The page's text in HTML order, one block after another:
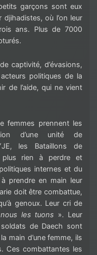
garçons sont eux
où l’on leur
ans. Plus de 7000
captivité, d’évasions,
politiques de la
de l’aide, qui ne vient
femmes prennent les
d’une unité de
les Bataillons de
plus rien à perdre et
internes et du
à prendre en main leur
doit être combattue,
genoux. Leur cri de
les tuons ». Leur
de Daech sont
main d’une femme, ils
Ces combattantes les